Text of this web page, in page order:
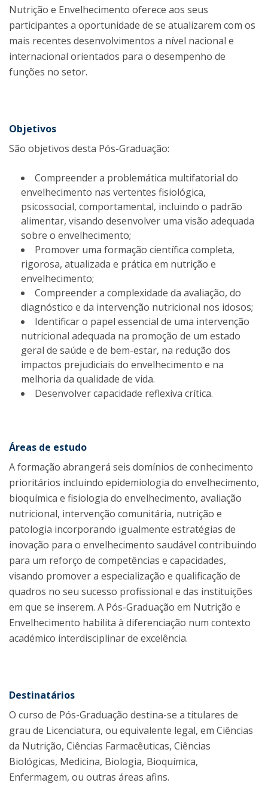
Nutrição e Envelhecimento oferece aos seus
participantes a oportunidade de se atualizarem com os
mais recentes desenvolvimentos a nível nacional e
internacional orientados para o desempenho de
funções no setor.
Objetivos
São objetivos desta Pós-Graduação:
Compreender a problemática multifatorial do
envelhecimento nas vertentes fisiológica,
psicossocial, comportamental, incluindo o padrão
alimentar, visando desenvolver uma visão adequada
sobre o envelhecimento;
Promover uma formação científica completa,
rigorosa, atualizada e prática em nutrição e
envelhecimento;
Compreender a complexidade da avaliação, do
diagnóstico e da intervenção nutricional nos idosos;
Identificar o papel essencial de uma intervenção
nutricional adequada na promoção de um estado
geral de saúde e de bem-estar, na redução dos
impactos prejudiciais do envelhecimento e na
melhoria da qualidade de vida.
Desenvolver capacidade reflexiva crítica.
Áreas de estudo
A formação abrangerá seis domínios de conhecimento
prioritários incluindo epidemiologia do envelhecimento,
bioquímica e fisiologia do envelhecimento, avaliação
nutricional, intervenção comunitária, nutrição e
patologia incorporando igualmente estratégias de
inovação para o envelhecimento saudável contribuindo
para um reforço de competências e capacidades,
visando promover a especialização e qualificação de
quadros no seu sucesso profissional e das instituições
em que se inserem. A Pós-Graduação em Nutrição e
Envelhecimento habilita à diferenciação num contexto
académico interdisciplinar de excelência.
Destinatários
O curso de Pós-Graduação destina-se a titulares de
grau de Licenciatura, ou equivalente legal, em Ciências
da Nutrição, Ciências Farmacêuticas, Ciências
Biológicas, Medicina, Biologia, Bioquímica,
Enfermagem, ou outras áreas afins.